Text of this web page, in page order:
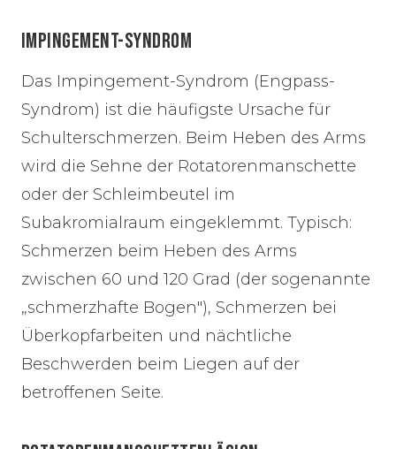
IMPINGEMENT-SYNDROM
Das Impingement-Syndrom (Engpass-
Syndrom) ist die häufigste Ursache für
Schulterschmerzen. Beim Heben des Arms
wird die Sehne der Rotatorenmanschette
oder der Schleimbeutel im
Subakromialraum eingeklemmt. Typisch:
Schmerzen beim Heben des Arms
zwischen 60 und 120 Grad (der sogenannte
„schmerzhafte Bogen"), Schmerzen bei
Überkopfarbeiten und nächtliche
Beschwerden beim Liegen auf der
betroffenen Seite.